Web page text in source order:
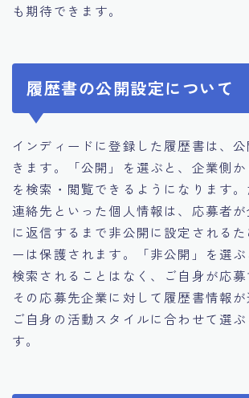
も期待できます。
履歴書の公開設定について
インディードに登録した履歴書は、
きます。「公開」を選ぶと、企業側
を検索・閲覧できるようになります
連絡先といった個人情報は、応募者
に返信するまで非公開に設定される
ーは保護されます。「非公開」を選
検索されることはなく、ご自身が応募
その応募先企業に対して履歴書情報が
ご自身の活動スタイルに合わせて選
す。